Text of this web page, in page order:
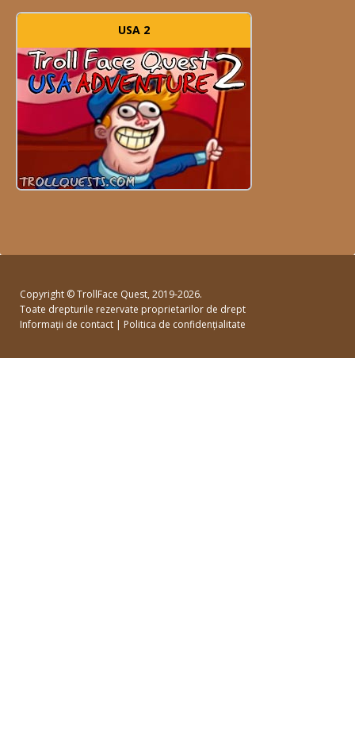
USA 2
Copyright ©TrollFace Quest, 2019-2026.
Toate drepturile rezervate proprietarilor de drept
Informații de contact | Politica de confidențialitate